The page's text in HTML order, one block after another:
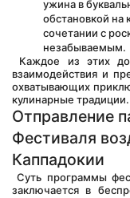
ужина в
обстановкой
сочетании с
незабываемым.
взаимодействия и
охватывающих
кулинарные традиции.
Отправление
Фестиваля
Каппадокии
Суть программы фестиваля воздушных шаров в Каппадокии
заключается в